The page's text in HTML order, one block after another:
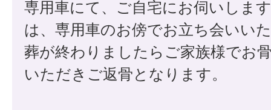
専用車にて、ご自宅にお伺いしま
は、専用車のお傍でお立ち会いい
葬が終わりましたらご家族様でお
いただきご返骨となります。